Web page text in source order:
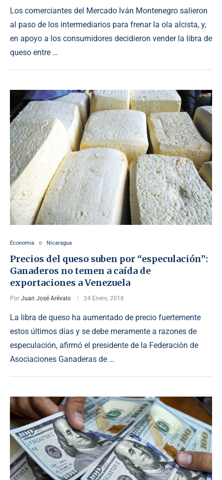
Los comerciantes del Mercado Iván Montenegro salieron
al paso de los intermediarios para frenar la ola alcista, y,
en apoyo a los consumidores decidieron vender la libra de
queso entre …
Economia Nicaragua
Precios del queso suben por “especulación”:
Ganaderos no temen a caída de
exportaciones a Venezuela
Por Juan José Arévalo 24 Enero, 2018
La libra de queso ha aumentado de precio fuertemente
estos últimos días y se debe meramente a razones de
especulación, afirmó el presidente de la Federación de
Asociaciones Ganaderas de …